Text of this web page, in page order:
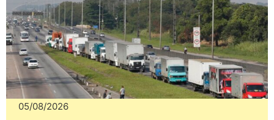
05/08/2026